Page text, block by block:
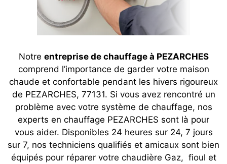
Notre entreprise de chauffage à PEZARCHES
comprend l’importance de garder votre maison
chaude et confortable pendant les hivers rigoureux
de PEZARCHES, 77131. Si vous avez rencontré un
problème avec votre système de chauffage, nos
experts en chauffage PEZARCHES sont là pour
vous aider. Disponibles 24 heures sur 24, 7 jours
sur 7, nos techniciens qualifiés et amicaux sont bien
équipés pour réparer votre chaudière Gaz, fioul et